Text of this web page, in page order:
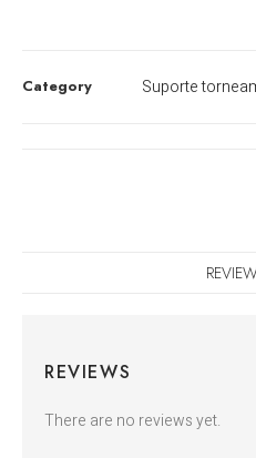
Category Suporte
REVIEWS
There are no reviews yet.